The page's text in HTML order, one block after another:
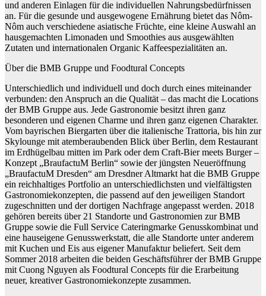
und anderen Einlagen für die individuellen Nahrungsbedürfnissen
an. Für die gesunde und ausgewogene Ernährung bietet das Nôm-
Nôm auch verschiedene asiatische Früchte, eine kleine Auswahl an
hausgemachten Limonaden und Smoothies aus ausgewählten
Zutaten und internationalen Organic Kaffeespezialitäten an.
Über die BMB Gruppe und Foodtural Concepts
Unterschiedlich und individuell und doch durch eines miteinander
verbunden: den Anspruch an die Qualität – das macht die Locations
der BMB Gruppe aus. Jede Gastronomie besitzt ihren ganz
besonderen und eigenen Charme und ihren ganz eigenen Charakter.
Vom bayrischen Biergarten über die italienische Trattoria, bis hin zur
Skylounge mit atemberaubenden Blick über Berlin, dem Restaurant
im Erdhügelbau mitten im Park oder dem Craft-Bier meets Burger –
Konzept „BraufactuM Berlin“ sowie der jüngsten Neueröffnung
„BraufactuM Dresden“ am Dresdner Altmarkt hat die BMB Gruppe
ein reichhaltiges Portfolio an unterschiedlichsten und vielfältigsten
Gastronomiekonzepten, die passend auf den jeweiligen Standort
zugeschnitten und der dortigen Nachfrage angepasst werden. 2018
gehören bereits über 21 Standorte und Gastronomien zur BMB
Gruppe sowie die Full Service Cateringmarke Genusskombinat und
eine hauseigene Genusswerkstatt, die alle Standorte unter anderem
mit Kuchen und Eis aus eigener Manufaktur beliefert. Seit dem
Sommer 2018 arbeiten die beiden Geschäftsführer der BMB Gruppe
mit Cuong Nguyen als Foodtural Concepts für die Erarbeitung
neuer, kreativer Gastronomiekonzepte zusammen.